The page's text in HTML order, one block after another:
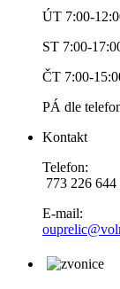
ÚT 7:00-
ST 7:00-
ČT 7:00-
PÁ dle
Kontakt
Telefon:
773 226 644
E-mail: